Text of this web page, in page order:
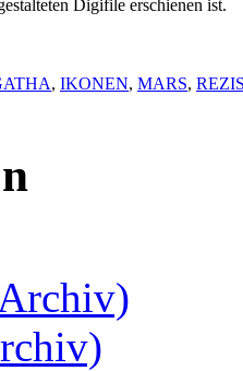
Digifile erschienen ist.
, IKONEN, MARS,